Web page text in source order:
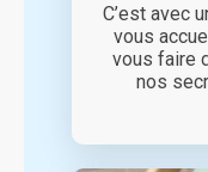
C’est avec
vous
vous faire
nos